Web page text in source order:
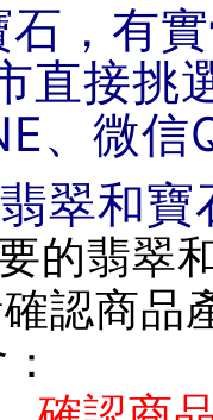
，有
直接挑
、微信
翠和寶
的翡翠
認商品